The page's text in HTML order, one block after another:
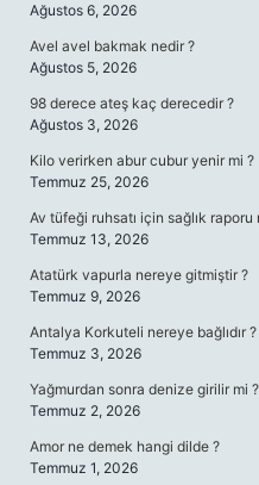
Ağustos 6, 2026
Avel avel bakmak nedir ?
Ağustos 5, 2026
98 derece ateş kaç derecedir ?
Ağustos 3, 2026
Kilo verirken abur cubur yenir mi ?
Temmuz 25, 2026
Av tüfeği ruhsatı için sağlık raporu
Temmuz 13, 2026
Atatürk vapurla nereye gitmiştir ?
Temmuz 9, 2026
Antalya Korkuteli nereye bağlıdır ?
Temmuz 3, 2026
Yağmurdan sonra denize girilir mi ?
Temmuz 2, 2026
Amor ne demek hangi dilde ?
Temmuz 1, 2026